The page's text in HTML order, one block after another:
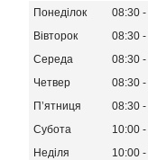
Понеділок 08:30
Вівторок
08:30
Середа
08:30
Четвер
08:30
Пʼятниця
08:30
Субота
10:00
Неділя
10:00